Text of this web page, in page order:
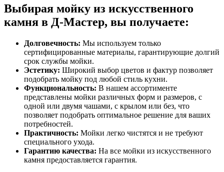
Выбирая мойку из искусственного
камня в Д-Мастер, вы получаете:
Долговечность: Мы используем только
сертифицированные материалы, гарантирующие долгий
срок службы мойки.
Эстетику: Широкий выбор цветов и фактур позволяет
подобрать мойку под любой стиль кухни.
Функциональность: В нашем ассортименте
представлены мойки различных форм и размеров, с
одной или двумя чашами, с крылом или без, что
позволяет подобрать оптимальное решение для ваших
потребностей.
Практичность: Мойки легко чистятся и не требуют
специального ухода.
Гарантию качества: На все мойки из искусственного
камня предоставляется гарантия.